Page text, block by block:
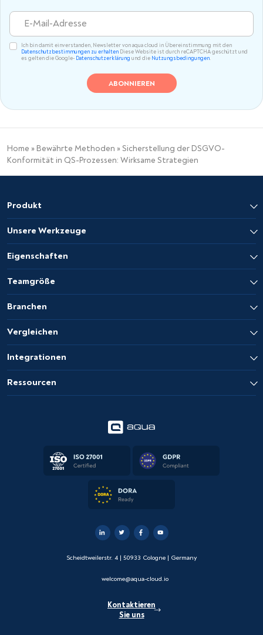
Ich bin damit einverstanden, Newsletter von aqua cloud in Übereinstimmung mit den
Datenschutzbestimmungen zu erhalten Diese Website ist durch reCAPTCHA geschützt und
es gelten die Google- Datenschutzerklärung und die Nutzungsbedingungen.
Home » Bewährte Methoden »Sicherstellung der DSGVO-
Konformität in QS-Prozessen: Wirksame Strategien
Scheidtweilerstr. 4 | 50933 Cologne | Germany
welcome@aqua-cloud.io
Kontaktieren
Sie uns
Produkt
Unsere Werkzeuge
Eigenschaften
Teamgröße
Branchen
Vergleichen
Integrationen
Ressourcen